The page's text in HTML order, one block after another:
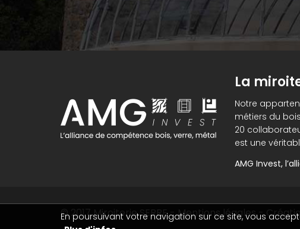
La
Notre
métiers du
20
est une
AMG Invest,
© 2017Miroiterie SERRE-Mentions légales-
En poursuivant votre navigation sur ce site, vous